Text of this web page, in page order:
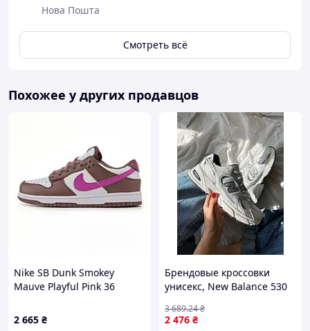
Нова Пошта
Смотреть всё
Похожее у других продавцов
Nike SB Dunk Smokey
Mauve Playful Pink 36
2 665 ₴
Брендовые кроссовки
унисекс, New Balance 530
2 476 ₴
3 689.24₴